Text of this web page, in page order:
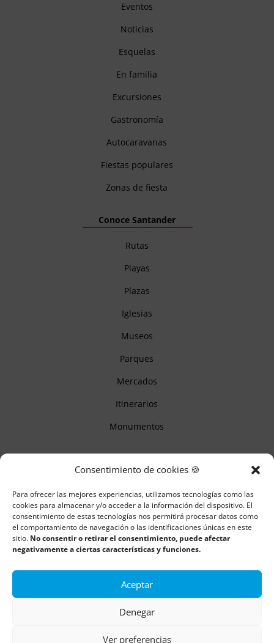
Consentimiento de cookies 🍪
Para ofrecer las mejores experiencias, utilizamos tecnologías como las
cookies para almacenar y/o acceder a la información del dispositivo. El
consentimiento de estas tecnologías nos permitirá procesar datos como
el comportamiento de navegación o las identificaciones únicas en este
sitio. No consentir o retirar el consentimiento, puede afectar
negativamente a ciertas características y funciones.
Aceptar
Denegar
Ver preferencias
Eventos
Noticias
Esquelas
En familia
Excursiones
Gastronomía
Autocaravanas
Fiestas populares
Zonas de fiesta
Conoce Santander
Rutas
Playas
Plazas
Iglesias
Museos
Parques
Mercados
Itinerarios
Monumentos
Descubre Cantabria
Información
Aviso legal
Política de cookies
Política de privacidad